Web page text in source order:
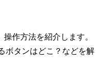
作方法を紹介します。
ボタンはどこ？などを解